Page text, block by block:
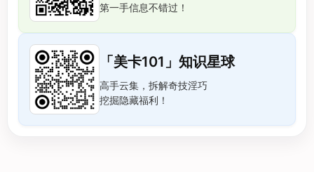
第一手信息不错过！
「美卡101」知识星球
高手云集，拆解奇技淫巧
挖掘隐藏福利！